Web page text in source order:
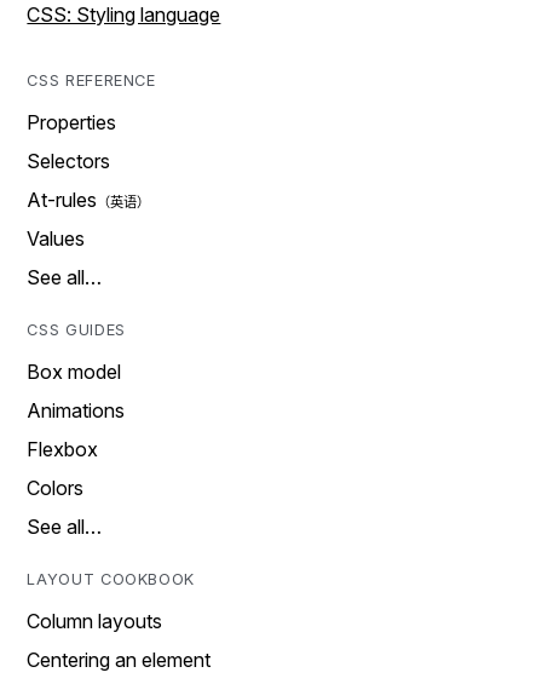
CSS: Styling language
CSS REFERENCE
Properties
Selectors
At-rules
Values
See all…
CSS GUIDES
Box model
Animations
Flexbox
Colors
See all…
LAYOUT COOKBOOK
Column layouts
Centering an element